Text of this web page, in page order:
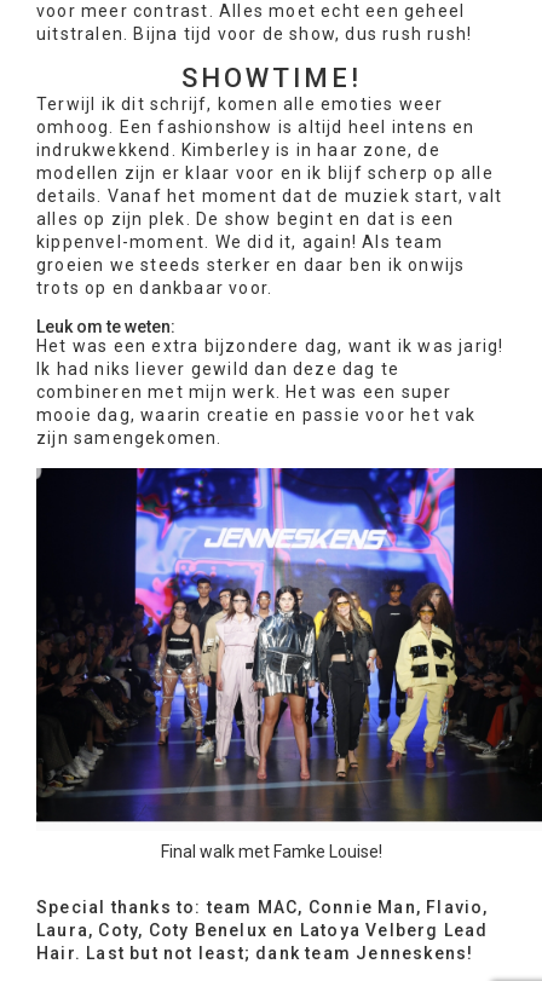
voor meer contrast. Alles moet echt een geheel
uitstralen. Bijna tijd voor de show, dus rush rush!
SHOWTIME!
Terwijl ik dit schrijf, komen alle emoties weer
omhoog. Een fashionshow is altijd heel intens en
indrukwekkend. Kimberley is in haar zone, de
modellen zijn er klaar voor en ik blijf scherp op alle
details. Vanaf het moment dat de muziek start, valt
alles op zijn plek. De show begint en dat is een
kippenvel-moment. We did it, again! Als team
groeien we steeds sterker en daar ben ik onwijs
trots op en dankbaar voor.
Leuk om te weten:
Het was een extra bijzondere dag, want ik was jarig!
Ik had niks liever gewild dan deze dag te
combineren met mijn werk. Het was een super
mooie dag, waarin creatie en passie voor het vak
zijn samengekomen.
Final walk met Famke Louise!
Special thanks to: team MAC, Connie Man, Flavio,
Laura, Coty, Coty Benelux en Latoya Velberg Lead
Hair. Last but not least; dank team Jenneskens!